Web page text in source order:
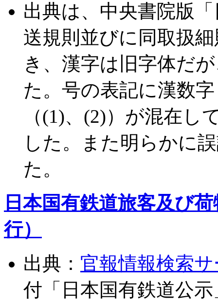
出典は、中央書院版
送規則並びに同取扱
き、漢字は旧字体だ
た。号の表記に漢数
（(1)、(2)）が混在
した。また明らかに
た。
日本国有鉄道旅客及び
行）
出典： 官報情報検索
付「日本国有鉄道公